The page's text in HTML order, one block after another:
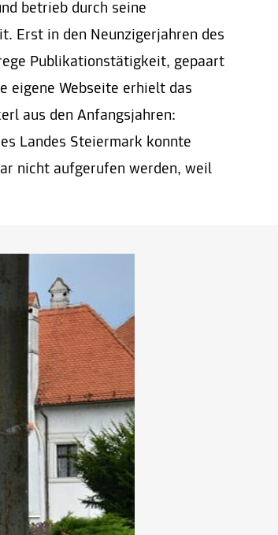
betrieb durch seine
Erst in den Neunzigerjahren des
Publikationstätigkeit, gepaart
eigene Webseite erhielt das
aus den Anfangsjahren:
Landes Steiermark konnte
nicht aufgerufen werden, weil